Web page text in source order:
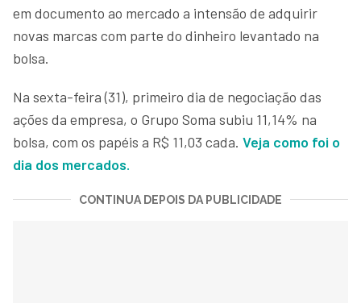
em documento ao mercado a intensão de adquirir
novas marcas com parte do dinheiro levantado na
bolsa.
Na sexta-feira (31), primeiro dia de negociação das
ações da empresa, o Grupo Soma subiu 11,14% na
bolsa, com os papéis a R$ 11,03 cada. Veja como foi o
dia dos mercados.
CONTINUA DEPOIS DA PUBLICIDADE